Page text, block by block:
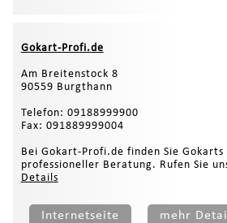
Gokart-Profi.de
Am Breitenstock 8
90559 Burgthann
Telefon: 09188999900
Fax: 091889999004
Bei Gokart-Profi.de finden Sie
professioneller Beratung. Rufen Sie
Details
Internetseite mehr